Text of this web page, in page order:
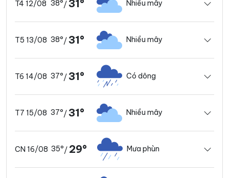
T4 12/08 38°/31° Nhiều mây
T5 13/08 38°/31° Nhiều mây
T6 14/08 37°/31° Có dông
T7 15/08 37°/31° Nhiều mây
CN 16/08 35°/ 29° Mưa phùn